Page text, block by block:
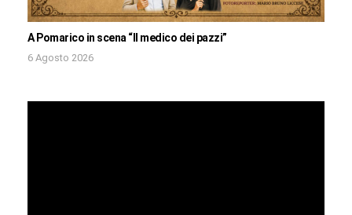
A Pomarico in scena “Il medico dei pazzi”
6 Agosto 2026